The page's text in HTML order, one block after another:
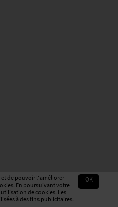
de pouvoir l'améliorer
En poursuivant votre
de cookies. Les
à des fins publicitaires.
OK